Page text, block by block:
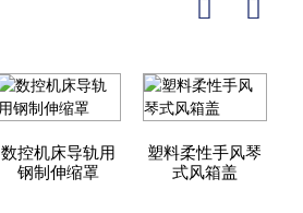
数控机床导轨用
钢制伸缩罩
塑料柔性手风琴
式风箱盖